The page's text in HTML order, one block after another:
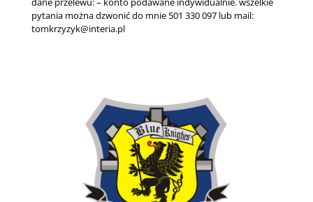
pytania można dzwonić do mnie 501 330 097 lub mail:
tomkrzyzyk@interia.pl